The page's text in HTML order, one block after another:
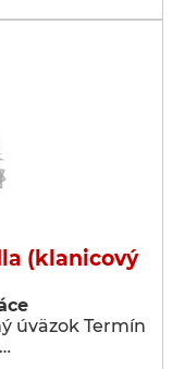
(klanicový
úväzok Termín